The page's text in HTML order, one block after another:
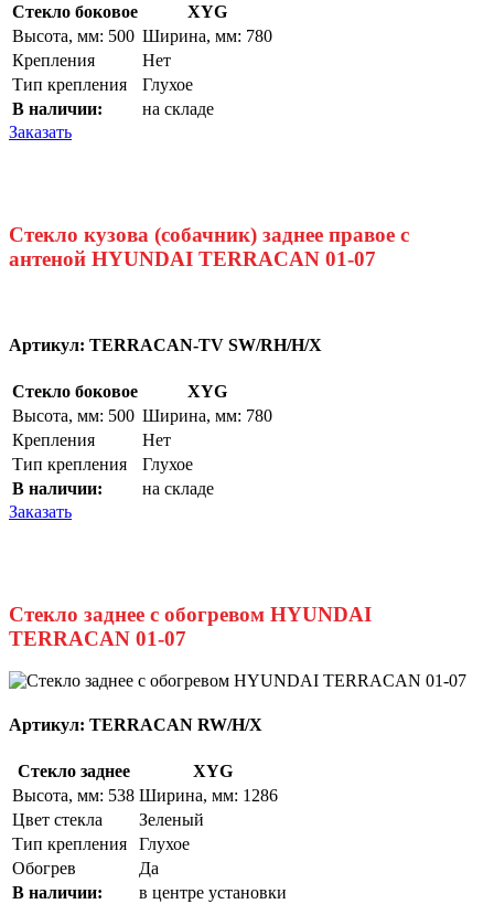
Стекло боковое
XYG
Высота, мм: 500 Ширина, мм: 780
Крепления
Нет
Тип крепления
Глухое
В наличии:
на складе
Заказать
Стекло кузова (собачник) заднее правое с
антеной HYUNDAI TERRACAN 01-07
Артикул: TERRACAN-TV SW/RH/H/X
Стекло боковое
XYG
Высота, мм: 500 Ширина, мм: 780
Крепления
Нет
Тип крепления
Глухое
В наличии:
на складе
Заказать
Стекло заднее с обогревом HYUNDAI
TERRACAN 01-07
Артикул: TERRACAN RW/H/X
Стекло заднее
XYG
Высота, мм: 538 Ширина, мм: 1286
Цвет стекла
Зеленый
Тип крепления
Глухое
Обогрев
Да
В наличии:
в центре установки